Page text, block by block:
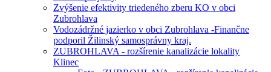
Zvýšenie efektivity triedeného zberu KO v obci
Zubrohlava
Vodozádržné jazierko v obci Zubrohlava -Finančne
podporil Žilinský samosprávny kraj.
ZUBROHLAVA - rozšírenie kanalizácie lokality
Klinec